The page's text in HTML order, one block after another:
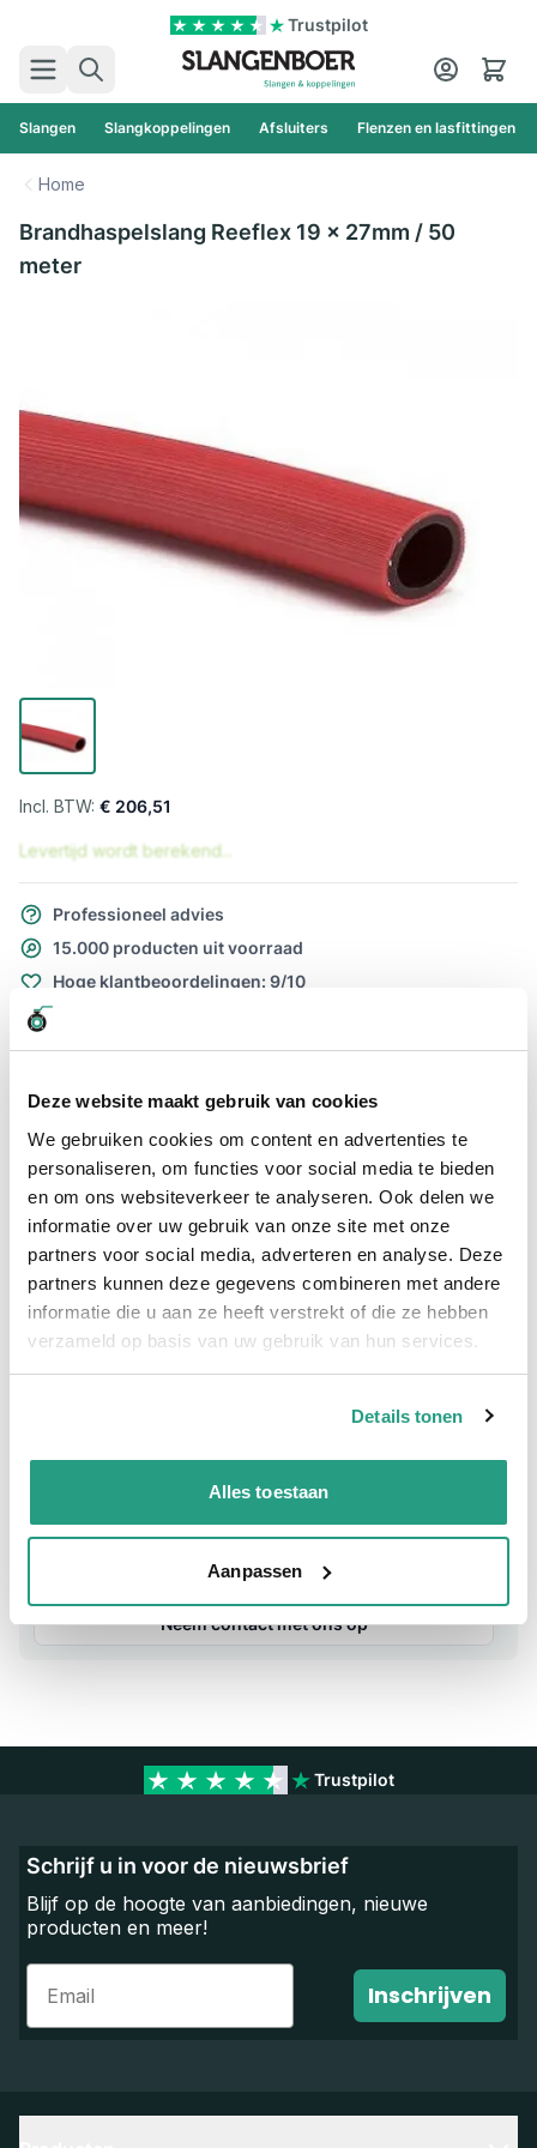
Deze website maakt gebruik van cookies
We gebruiken cookies om content en advertenties te
personaliseren, om functies voor social media te bieden
en om ons websiteverkeer te analyseren. Ook delen we
informatie over uw gebruik van onze site met onze
partners voor social media, adverteren en analyse. Deze
partners kunnen deze gegevens combineren met andere
informatie die u aan ze heeft verstrekt of die ze hebben
verzameld op basis van uw gebruik van hun services.
Details tonen
Alles toestaan
Aanpassen
Trustpilot
Zoek
Cart
Slangen Slangkoppelingen Afsluiters Flenzen en lasfittingen
Home
Brandhaspelslang Reeflex 19 x 27mm / 50
meter
€ 206,51
Levertijd wordt berekend...
Professioneel advies
15.000 producten uit voorraad
Hoge klantbeoordelingen: 9/10
Meer informatie
Binnendiameter 19 x 27mm
Materiaal binnenwand
Materiaal buitenwand PVC
15 bar
Vragen? Neem dan nu contact op
We zijn beschikbaar van ma t/m vr van 08:00 tot 17:00 uur.
Neem contact met ons op
Trustpilot
Schrijf u in voor de nieuwsbrief
Blijf op de hoogte van aanbiedingen, nieuwe
producten en meer!
Email
Inschrijven